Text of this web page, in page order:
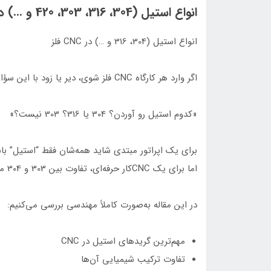
انواع استیل (304، 316، 303، 420 و …) در CNC فلز + راهنمای کامل ماشینکاری هرکدام
انواع استیل (304، 316 و …) در CNC فلز
اگر وارد هر کارگاه CNC فلز شوی، دیر یا زود با این سؤال مواجه می‌شوی:
«کدوم استیل رو آوردن؟ 304 یا 316؟ 303 نیست؟»
برای یک اپراتور مبتدی شاید همه‌شان فقط “استیل”
اما برای یک CNCکار حرفه‌ای، تفاوت بین 303 و 304 می‌تواند تفاوت بین سود و ضرر پروژه باشد.
در این مقاله به‌صورت کاملاً مهندسی بررسی می‌کنیم:
مهم‌ترین گریدهای استیل در CNC
تفاوت ترکیب شیمیایی آن‌ها